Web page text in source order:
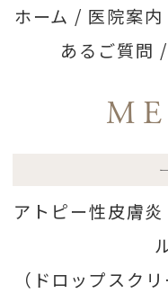
ホーム / 医院案内
あるご質問 /
アトピー性皮膚
（ドロップスク